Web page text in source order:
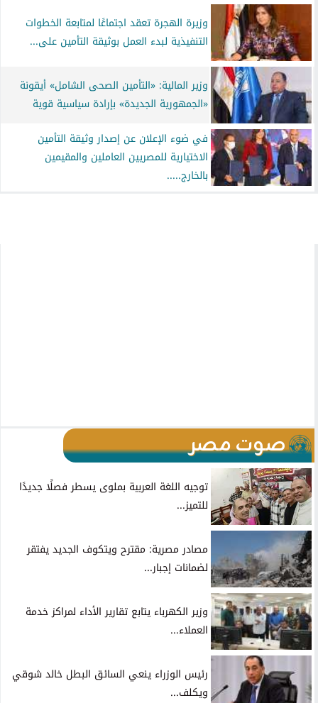
وزيرة الهجرة تعقد اجتماعًا لمتابعة الخطوات
التنفيذية لبدء العمل بوثيقة التأمين على...
وزير المالية: «التأمين الصحى الشامل» أيقونة
«الجمهورية الجديدة» بإرادة سياسية قوية
في ضوء الإعلان عن إصدار وثيقة التأمين
الاختيارية للمصريين العاملين والمقيمين
بالخارج.....
صوت مصر
توجيه اللغة العربية بملوى يسطر فصلًا جديدًا
للتميز...
مصادر مصرية: مقترح ويتكوف الجديد يفتقر
لضمانات إجبار...
وزير الكهرباء يتابع تقارير الأداء لمراكز خدمة
العملاء...
رئيس الوزراء ينعي السائق البطل خالد شوقي
ويكلف...